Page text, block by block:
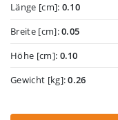
Länge [cm]: 0.10
Breite [cm]:0.05
Höhe [cm]: 0.10
Gewicht [kg]:0.26